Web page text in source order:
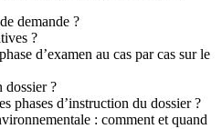
demande ?
?
d’examen au cas par cas sur le
dossier ?
phases d’instruction du dossier ?
: comment et quand